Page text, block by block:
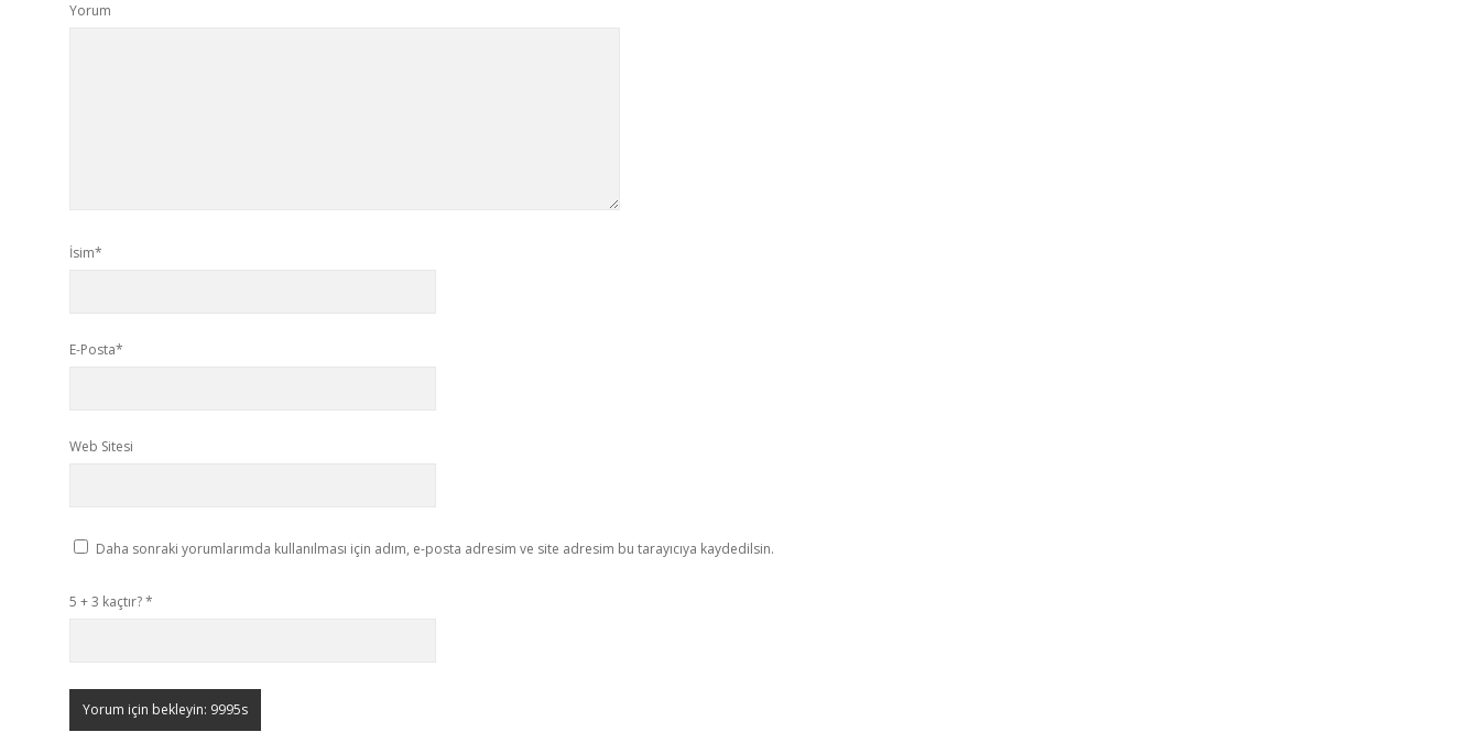
Yorum
İsim*
E-Posta*
Web Sitesi
Daha sonraki yorumlarımda kullanılması için adım, e-posta adresim ve site adresim bu tarayıcıya kaydedilsin.
5 + 3 kaçtır?*